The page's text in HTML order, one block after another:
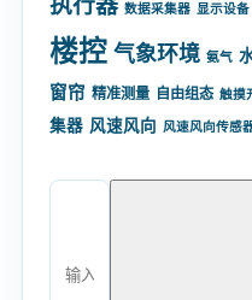
数据采集器 显示设备
楼控 气象环境 氨气
窗帘 精准测量 自由组态 触摸
集器 风速风向 风速风向传感